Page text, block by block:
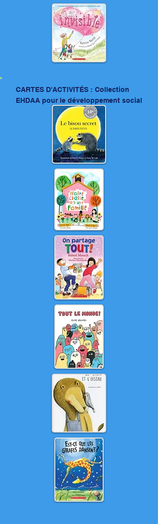
CARTES D'ACTIVITÉS : Collection
EHDAA pour le développement social